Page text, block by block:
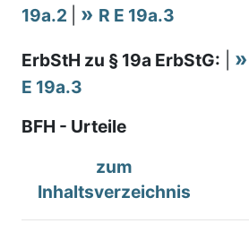
19a.2
R E 19a.3
ErbStH zu § 19a ErbStG:
E 19a.3
BFH - Urteile
zum
Inhaltsverzeichnis